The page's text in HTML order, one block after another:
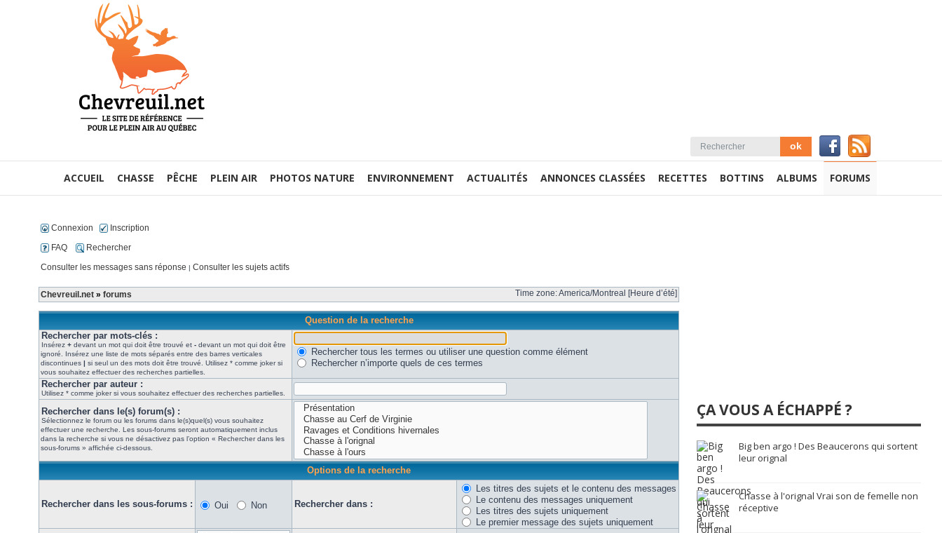
ACCUEIL CHASSE PÊCHE PLEIN AIR PHOTOS NATURE ENVIRONNEMENT ACTUALITÉS ANNONCES CLASSÉES RECETTES BOTTINS ALBUMS FORUMS
Connexion
Inscription
FAQ
Rechercher
Consulter les messages sans réponse | Consulter les sujets actifs
Chevreuil.net » forums Time zone: America/Montreal [Heure d’été]
Question de la recherche
Rechercher par mots-clés :
Insérez + devant un mot qui doit être trouvé et - devant un mot qui doit être
ignoré. Insérez une liste de mots séparés entre des barres verticales
discontinues | si seul un des mots doit être trouvé. Utilisez * comme joker si
vous souhaitez effectuer des recherches partielles.
Rechercher tous les termes ou utiliser une question comme élément
Rechercher n’importe quels de ces termes
Rechercher par auteur :
Utilisez * comme joker si vous souhaitez effectuer des recherches partielles.
Rechercher dans le(s) forum(s) :
Sélectionnez le forum ou les forums dans le(s)quel(s) vous souhaitez
effectuer une recherche. Les sous-forums seront automatiquement inclus
dans la recherche si vous ne désactivez pas l’option « Rechercher dans les
sous-forums » affichée ci-dessous.
Options de la recherche
Rechercher dans les sous-forums : Oui Non Rechercher dans :
Les titres des sujets et le contenu des messages
Le contenu des messages uniquement
Les titres des sujets uniquement
Le premier message des sujets uniquement
ÇA VOUS A ÉCHAPPÉ ?
Big ben argo ! Des Beaucerons qui sortent
leur orignal
Chasse à l'orignal Vrai son de femelle non
réceptive